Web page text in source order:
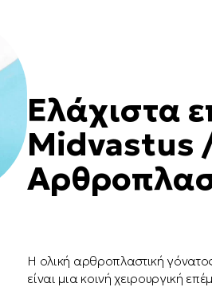
Ελάχιστα
Midvastus
Η ολική αρθροπλαστική
είναι μια κοινή χειρουργική